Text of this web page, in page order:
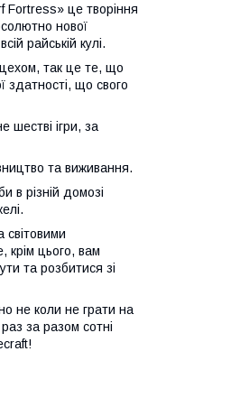
Fortress» це творіння
нової
райській кулі.
так це те, що
здатності, що свого
шестві ігри, за
та виживання.
в різній домозі
крім цього, вам
та розбитися зі
не коли не грати на
за разом сотні